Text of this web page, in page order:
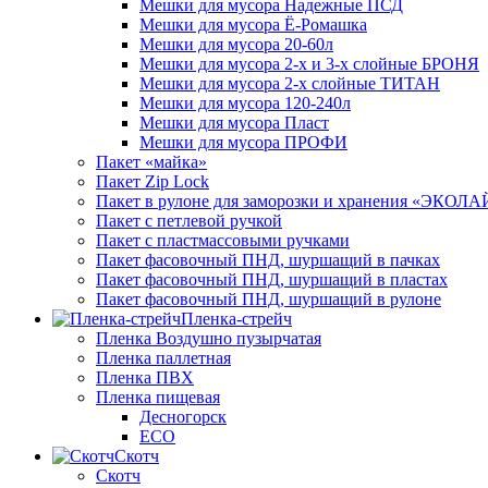
Мешки для мусора Надежные ПСД
Мешки для мусора Ё-Ромашка
Мешки для мусора 20-60л
Мешки для мусора 2-х и 3-х слойные БРОНЯ
Мешки для мусора 2-х слойные ТИТАН
Мешки для мусора 120-240л
Мешки для мусора Пласт
Мешки для мусора ПРОФИ
Пакет «майка»
Пакет Zip Lock
Пакет в рулоне для заморозки и хранения
Пакет с петлевой ручкой
Пакет с пластмассовыми ручками
Пакет фасовочный ПНД, шуршащий в пачках
Пакет фасовочный ПНД, шуршащий в пластах
Пакет фасовочный ПНД, шуршащий в рулоне
Пленка-стрейч
Пленка Воздушно пузырчатая
Пленка паллетная
Пленка ПВХ
Пленка пищевая
Десногорск
ECO
Скотч
Скотч